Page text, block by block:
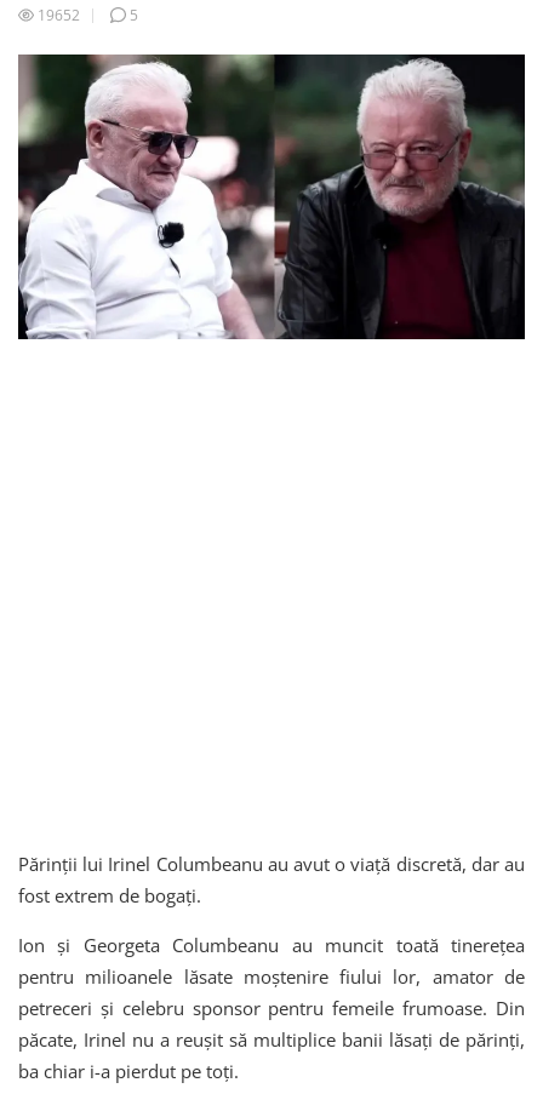
19652
5
Părinții lui Irinel Columbeanu au avut o viață discretă, dar au
fost extrem de bogați.
Ion și Georgeta Columbeanu au muncit toată tinerețea
pentru milioanele lăsate moștenire fiului lor, amator de
petreceri și celebru sponsor pentru femeile frumoase. Din
păcate, Irinel nu a reușit să multiplice banii lăsați de părinți,
ba chiar i-a pierdut pe toți.